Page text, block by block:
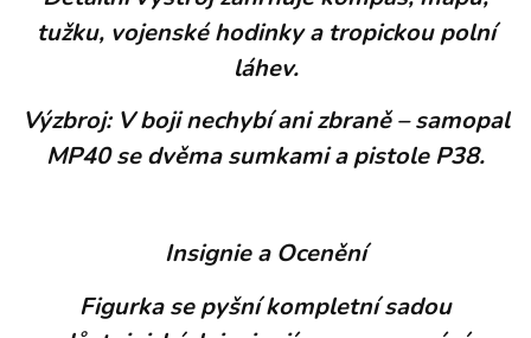
tužku, vojenské hodinky a tropickou polní
láhev.
Výzbroj: V boji nechybí ani zbraně – samopal
MP40 se dvěma sumkami a pistole P38.
Insignie a Ocenění
Figurka se pyšní kompletní sadou